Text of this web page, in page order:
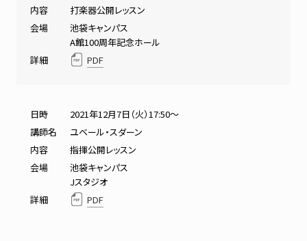
内容
打楽器公開レッスン
会場
池袋キャンパス
A館100周年記念ホール
詳細
PDF
日時
2021年12月7日（火）17:50～
講師名
ユベール・スダーン
内容
指揮公開レッスン
会場
池袋キャンパス
Jスタジオ
詳細
PDF